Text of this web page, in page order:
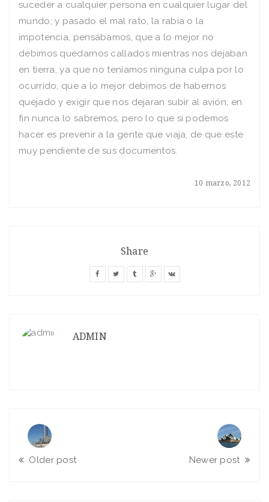
10 marzo, 2012
suceder a cualquier persona en cualquier lugar del
mundo; y pasado el mal rato, la rabia o la
impotencia, pensábamos, que a lo mejor no
debimos quedarnos callados mientras nos dejaban
en tierra, ya que no teníamos ninguna culpa por lo
ocurrido, que a lo mejor debimos de habernos
quejado y exigir que nos dejaran subir al avión, en
fin nunca lo sabremos, pero lo que si podemos
hacer es prevenir a la gente que viaja, de que este
muy pendiente de sus documentos.
Share
ADMIN
Older post Newer post